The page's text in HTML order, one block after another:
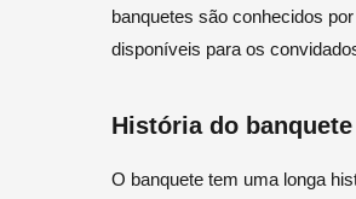
banquetes são conhecidos
disponíveis para os
História do banquete
O banquete tem uma longa